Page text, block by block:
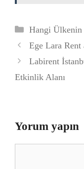
Kategoriler
Hangi Ülkenin
Ege Lara
Labirent
Etkinlik Alanı
Yorum yapın